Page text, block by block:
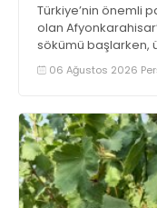
Türkiye’nin önemli
olan
sökümü başlarken,
yaklaşık 2 ay
Sandıklı
06 Ağustos 2026